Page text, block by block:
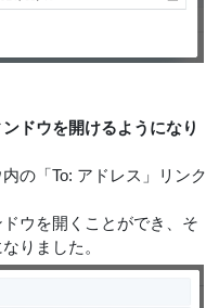
ドウを開けるようになり
の「To: アドレス」リンク
ウを開くことができ、そ
りました。